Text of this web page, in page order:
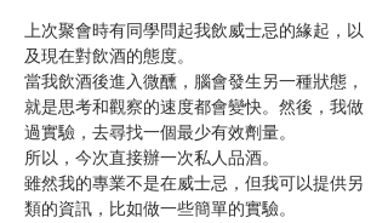
上次聚會時有同學問起我飲威士忌的緣起，以
及現在對飲酒的態度。
當我飲酒後進入微醺，腦會發生另一種狀態，
就是思考和觀察的速度都會變快。然後，我做
過實驗，去尋找一個最少有效劑量。
所以，今次直接辦一次私人品酒。
雖然我的專業不是在威士忌，但我可以提供另
類的資訊，比如做一些簡單的實驗。